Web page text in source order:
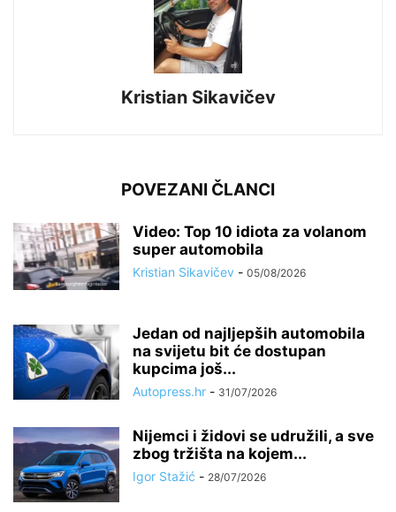
Kristian Sikavičev
POVEZANI ČLANCI
Video: Top 10 idiota za volanom
super automobila
Kristian Sikavičev - 05/08/2026
Jedan od najljepših automobila
na svijetu bit će dostupan
kupcima još...
Autopress.hr - 31/07/2026
Nijemci i židovi se udružili, a sve
zbog tržišta na kojem...
Igor Stažić - 28/07/2026